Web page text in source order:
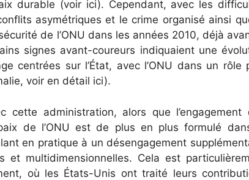
durable (voir ici). Cependant, avec les
asymétriques et le crime organisé ainsi
de l’ONU dans les années 2010, déjà
signes avant-coureurs indiquaient une
centrées sur l’État, avec l’ONU dans un rôle
voir en détail ici).
cette administration, alors que l’engagement
de l’ONU est de plus en plus formulé
en pratique à un désengagement
et multidimensionnelles. Cela est
où les États-Unis ont traité leurs